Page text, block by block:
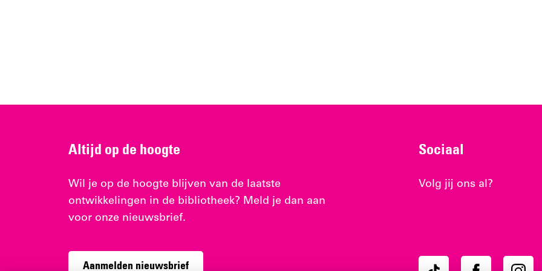
Altijd op de hoogte
Wil je op de hoogte blijven van de laatste
ontwikkelingen in de bibliotheek? Meld je dan aan
voor onze nieuwsbrief.
Aanmelden nieuwsbrief
Sociaal
Volg jij ons al?